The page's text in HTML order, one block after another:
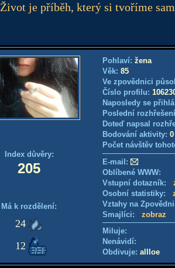
Život je příběh, který si tvoříme
Index důvěry:
205
Má k rozdělení:
24
12
Pohlaví: žena
Věk: 85
Ve zpovědnici
Číslo profilu:
Naposledy se
Poslední
Doteď napsal
Bodování aktivity:
Počet návštěv
E-mail:
Oblíbené WWW:
Vstupní dotazník:
Osobní statistiky:
Vztahy na
Smajlíci: zobraz
Miluje:
Nenávidí:
Obdivuje: allloe